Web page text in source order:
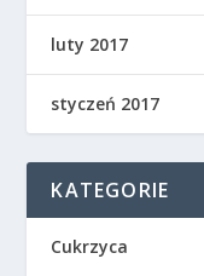
luty 2017
styczeń 2017
KATEGORIE
Cukrzyca